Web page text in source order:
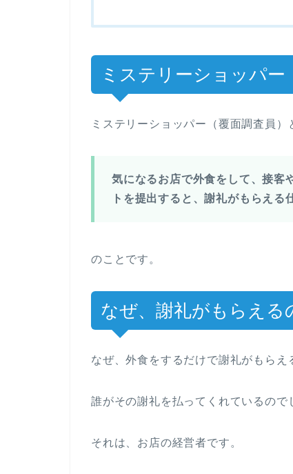
ミステリーショッパー
ミステリーショッパー（覆面調査員）
気になるお店で外食をして、接客
トを提出すると、謝礼がもらえる
のことです。
なぜ、謝礼がもらえる
なぜ、外食をするだけで謝礼がもらえ
誰がその謝礼を払ってくれているので
それは、お店の経営者です。